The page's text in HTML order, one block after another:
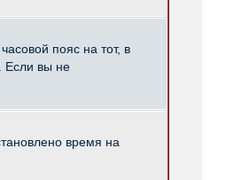
пояс на тот, в
Если вы не
время на